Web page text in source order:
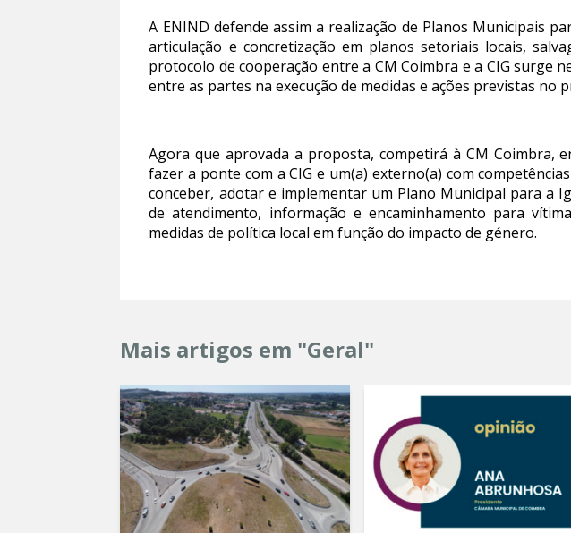
A ENIND defende assim a realização de Planos Municipais
articulação e concretização em planos setoriais locais,
protocolo de cooperação entre a CM Coimbra e a CIG surge
entre as partes na execução de medidas e ações previstas
Agora que aprovada a proposta, competirá à CM Coimbra,
fazer a ponte com a CIG e um(a) externo(a) com
conceber, adotar e implementar um Plano Municipal para a
de atendimento, informação e encaminhamento para
medidas de política local em função do impacto de género.
Mais artigos em "Geral"